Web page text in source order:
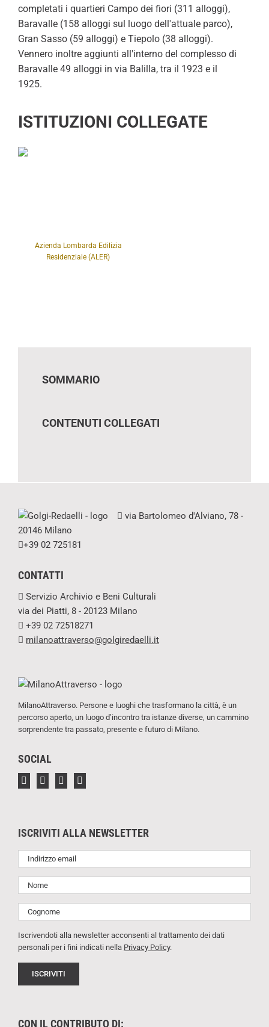
completati i quartieri Campo dei fiori (311 alloggi),
Baravalle (158 alloggi sul luogo dell'attuale parco),
Gran Sasso (59 alloggi) e Tiepolo (38 alloggi).
Vennero inoltre aggiunti all'interno del complesso di
Baravalle 49 alloggi in via Balilla, tra il 1923 e il
1925.
ISTITUZIONI COLLEGATE
Azienda Lombarda Edilizia
Residenziale (ALER)
SOMMARIO
CONTENUTI COLLEGATI
via Bartolomeo d'Alviano, 78 -
20146 Milano
+39 02 725181
CONTATTI
Servizio Archivio e Beni Culturali
via dei Piatti, 8 - 20123 Milano
+39 02 72518271
milanoattraverso@golgiredaelli.it
MilanoAttraverso. Persone e luoghi che trasformano la città, è un
percorso aperto, un luogo d’incontro tra istanze diverse, un cammino
sorprendente tra passato, presente e futuro di Milano.
SOCIAL
ISCRIVITI ALLA NEWSLETTER
Iscrivendoti alla newsletter acconsenti al trattamento dei dati
personali per i fini indicati nella Privacy Policy.
CON IL CONTRIBUTO DI: